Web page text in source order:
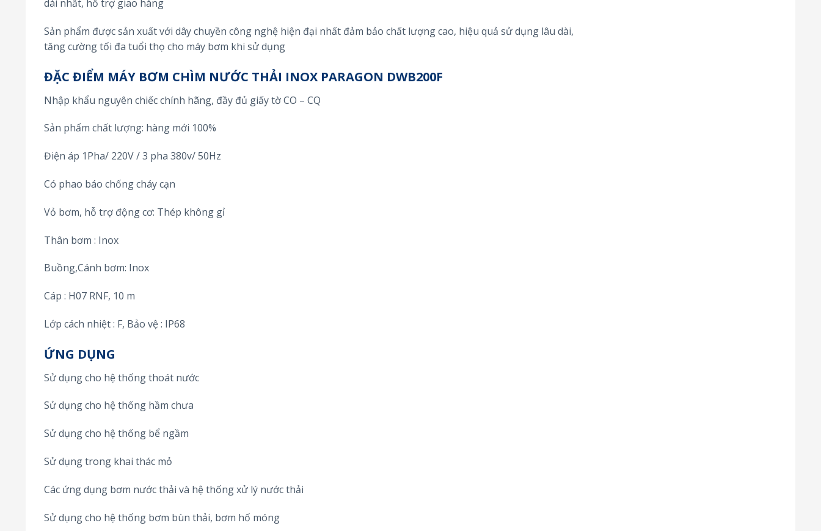
dài nhất, hỗ trợ giao hàng
Sản phẩm được sản xuất với dây chuyền công nghệ hiện đại nhất đảm bảo chất lượng cao, hiệu quả sử dụng lâu dài,
tăng cường tối đa tuổi thọ cho máy bơm khi sử dụng
ĐẶC ĐIỂM MÁY BƠM CHÌM NƯỚC THẢI INOX PARAGON DWB200F
Nhập khẩu nguyên chiếc chính hãng, đầy đủ giấy tờ CO – CQ
Sản phẩm chất lượng: hàng mới 100%
Điện áp 1Pha/ 220V / 3 pha 380v/ 50Hz
Có phao báo chống cháy cạn
Vỏ bơm, hỗ trợ động cơ: Thép không gỉ
Thân bơm : Inox
Buồng,Cánh bơm: Inox
Cáp : H07 RNF, 10 m
Lớp cách nhiệt : F, Bảo vệ : IP68
ỨNG DỤNG
Sử dụng cho hệ thống thoát nước
Sử dụng cho hệ thống hầm chưa
Sử dụng cho hệ thống bể ngầm
Sử dụng trong khai thác mỏ
Các ứng dụng bơm nước thải và hệ thống xử lý nước thải
Sử dụng cho hệ thống bơm bùn thải, bơm hố móng